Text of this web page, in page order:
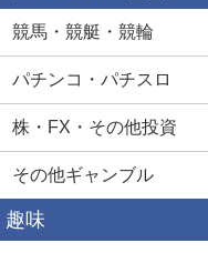
競馬・競艇・競輪
パチンコ・パチスロ
株・FX・その他投資
その他ギャンブル
趣味